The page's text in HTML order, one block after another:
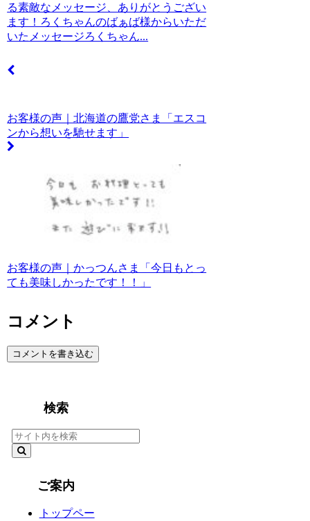
る素敵なメッセージ、ありがとうござい
ます！ろくちゃんのばぁば様からいただ
いたメッセージろくちゃん...
お客様の声｜北海道の鷹党さま「エスコ
ンから想いを馳せます」
お客様の声｜かっつんさま「今日もとっ
ても美味しかったです！！」
コメント
コメントを書き込む
検索
ご案内
トップペー